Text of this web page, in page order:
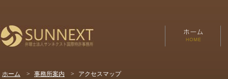
ホーム > 事務所案内 > アクセスマップ